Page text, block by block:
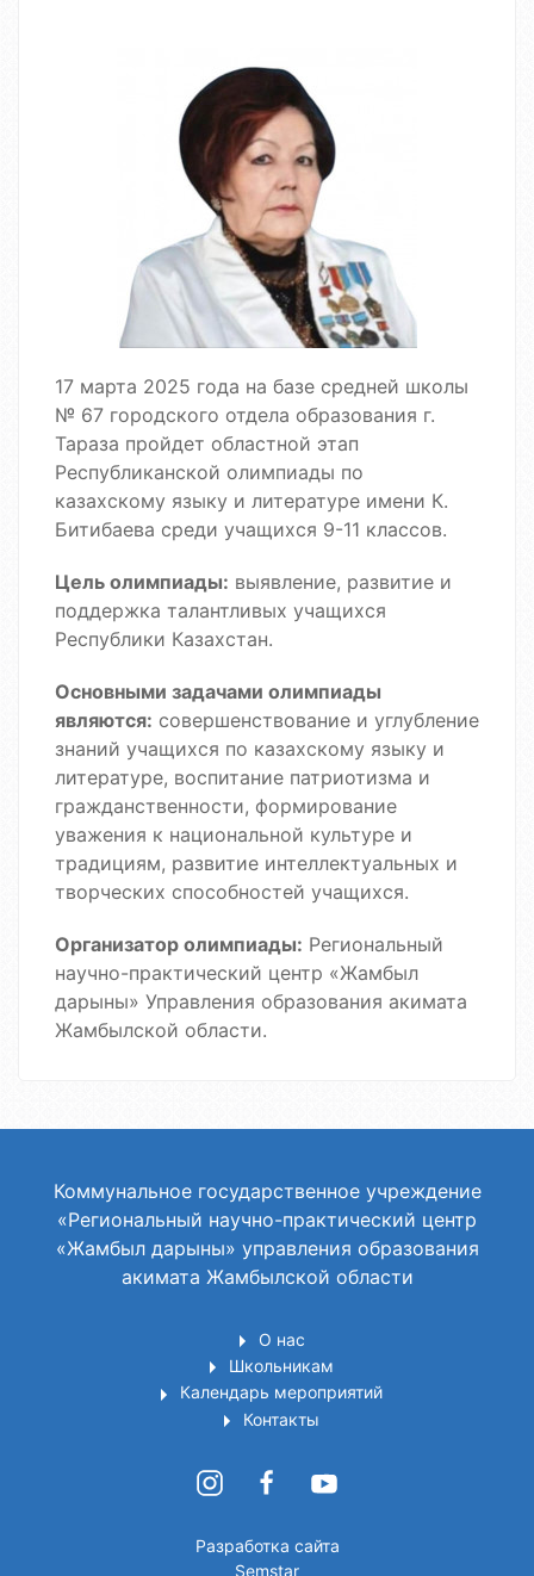
17 марта 2025 года на базе средней школы
№ 67 городского отдела образования г.
Тараза пройдет областной этап
Республиканской олимпиады по
казахскому языку и литературе имени К.
Битибаева среди учащихся 9-11 классов.
Цель олимпиады: выявление, развитие и
поддержка талантливых учащихся
Республики Казахстан.
Основными задачами олимпиады
являются: совершенствование и углубление
знаний учащихся по казахскому языку и
литературе, воспитание патриотизма и
гражданственности, формирование
уважения к национальной культуре и
традициям, развитие интеллектуальных и
творческих способностей учащихся.
Организатор олимпиады: Региональный
научно-практический центр «Жамбыл
дарыны» Управления образования акимата
Жамбылской области.
Коммунальное государственное учреждение
«Региональный научно-практический центр
«Жамбыл дарыны» управления образования
акимата Жамбылской области
О нас
Школьникам
Календарь мероприятий
Контакты
Разработка сайта
Semstar